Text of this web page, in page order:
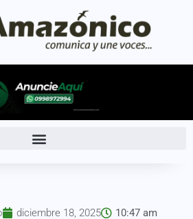
diciembre 18, 2025 10:47 am